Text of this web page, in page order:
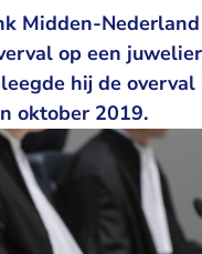
Midden-
op een
hij de
oktober 2019.